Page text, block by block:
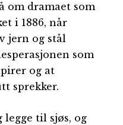
om dramaet som
i 1886, når
jern og stål
som
og at
sprekker.
legge til sjøs, og